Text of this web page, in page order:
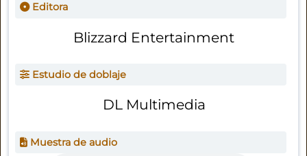
Editora
Blizzard Entertainment
Estudio de doblaje
DL Multimedia
Muestra de audio